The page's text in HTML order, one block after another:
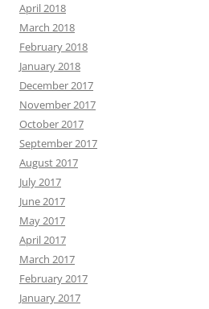
April 2018
March 2018
February 2018
January 2018
December 2017
November 2017
October 2017
September 2017
August 2017
July 2017
June 2017
May 2017
April 2017
March 2017
February 2017
January 2017